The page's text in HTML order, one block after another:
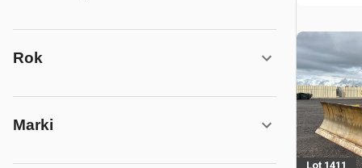
Rok
Marki
Lot 1411